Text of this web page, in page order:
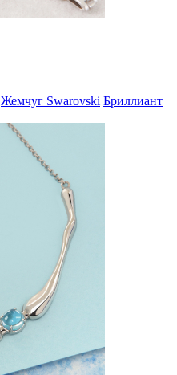
Жемчуг Swarovski Бриллиант